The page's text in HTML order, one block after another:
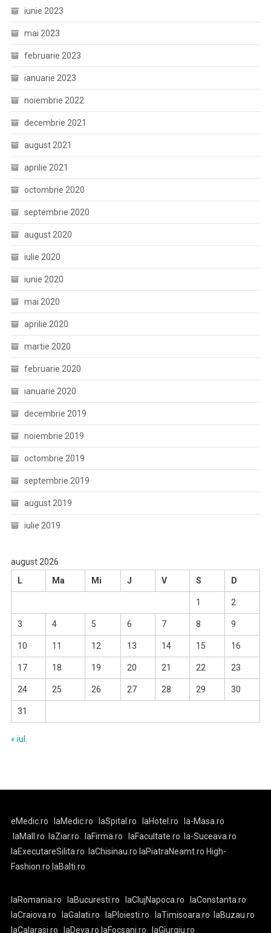
iunie 2023
mai 2023
februarie 2023
ianuarie 2023
noiembrie 2022
decembrie 2021
august 2021
aprilie 2021
octombrie 2020
septembrie 2020
august 2020
iulie 2020
iunie 2020
mai 2020
aprilie 2020
martie 2020
februarie 2020
ianuarie 2020
decembrie 2019
noiembrie 2019
octombrie 2019
septembrie 2019
august 2019
iulie 2019
august 2026
L
Ma Mi J V S D
1 2
3 4 5 6 7 8 9
10 11 12 13 14 15 16
17 18 19 20 21 22 23
24 25 26 27 28 29 30
31
« iul.
eMedic.ro laMedic.ro laSpital.ro laHotel.ro
la-Masa.ro
laMall.ro
laZiar.ro laFirma.ro laFacultate.ro
la-Suceava.ro
laExecutareSilita.ro
laChisinau.ro laPiatraNeamt.ro High-
Fashion.ro laBalti.ro
laRomania.ro laBucuresti.ro laClujNapoca.ro
laConstanta.ro
laCraiova.ro
laGalati.ro laPloiesti.ro laTimisoara.ro
laBuzau.ro
laCalarasi.ro
laDeva.ro laFocsani.ro laGiurgiu.ro